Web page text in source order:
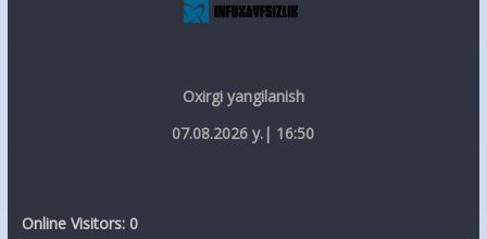
Oxirgi yangilanish
07.08.2026 y.| 16:50
Online Visitors: 0